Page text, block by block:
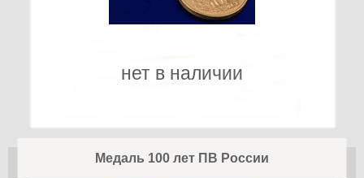
нет в наличии
Медаль 100 лет ПВ России